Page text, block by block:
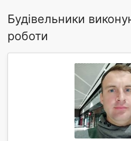
Будівельники
роботи